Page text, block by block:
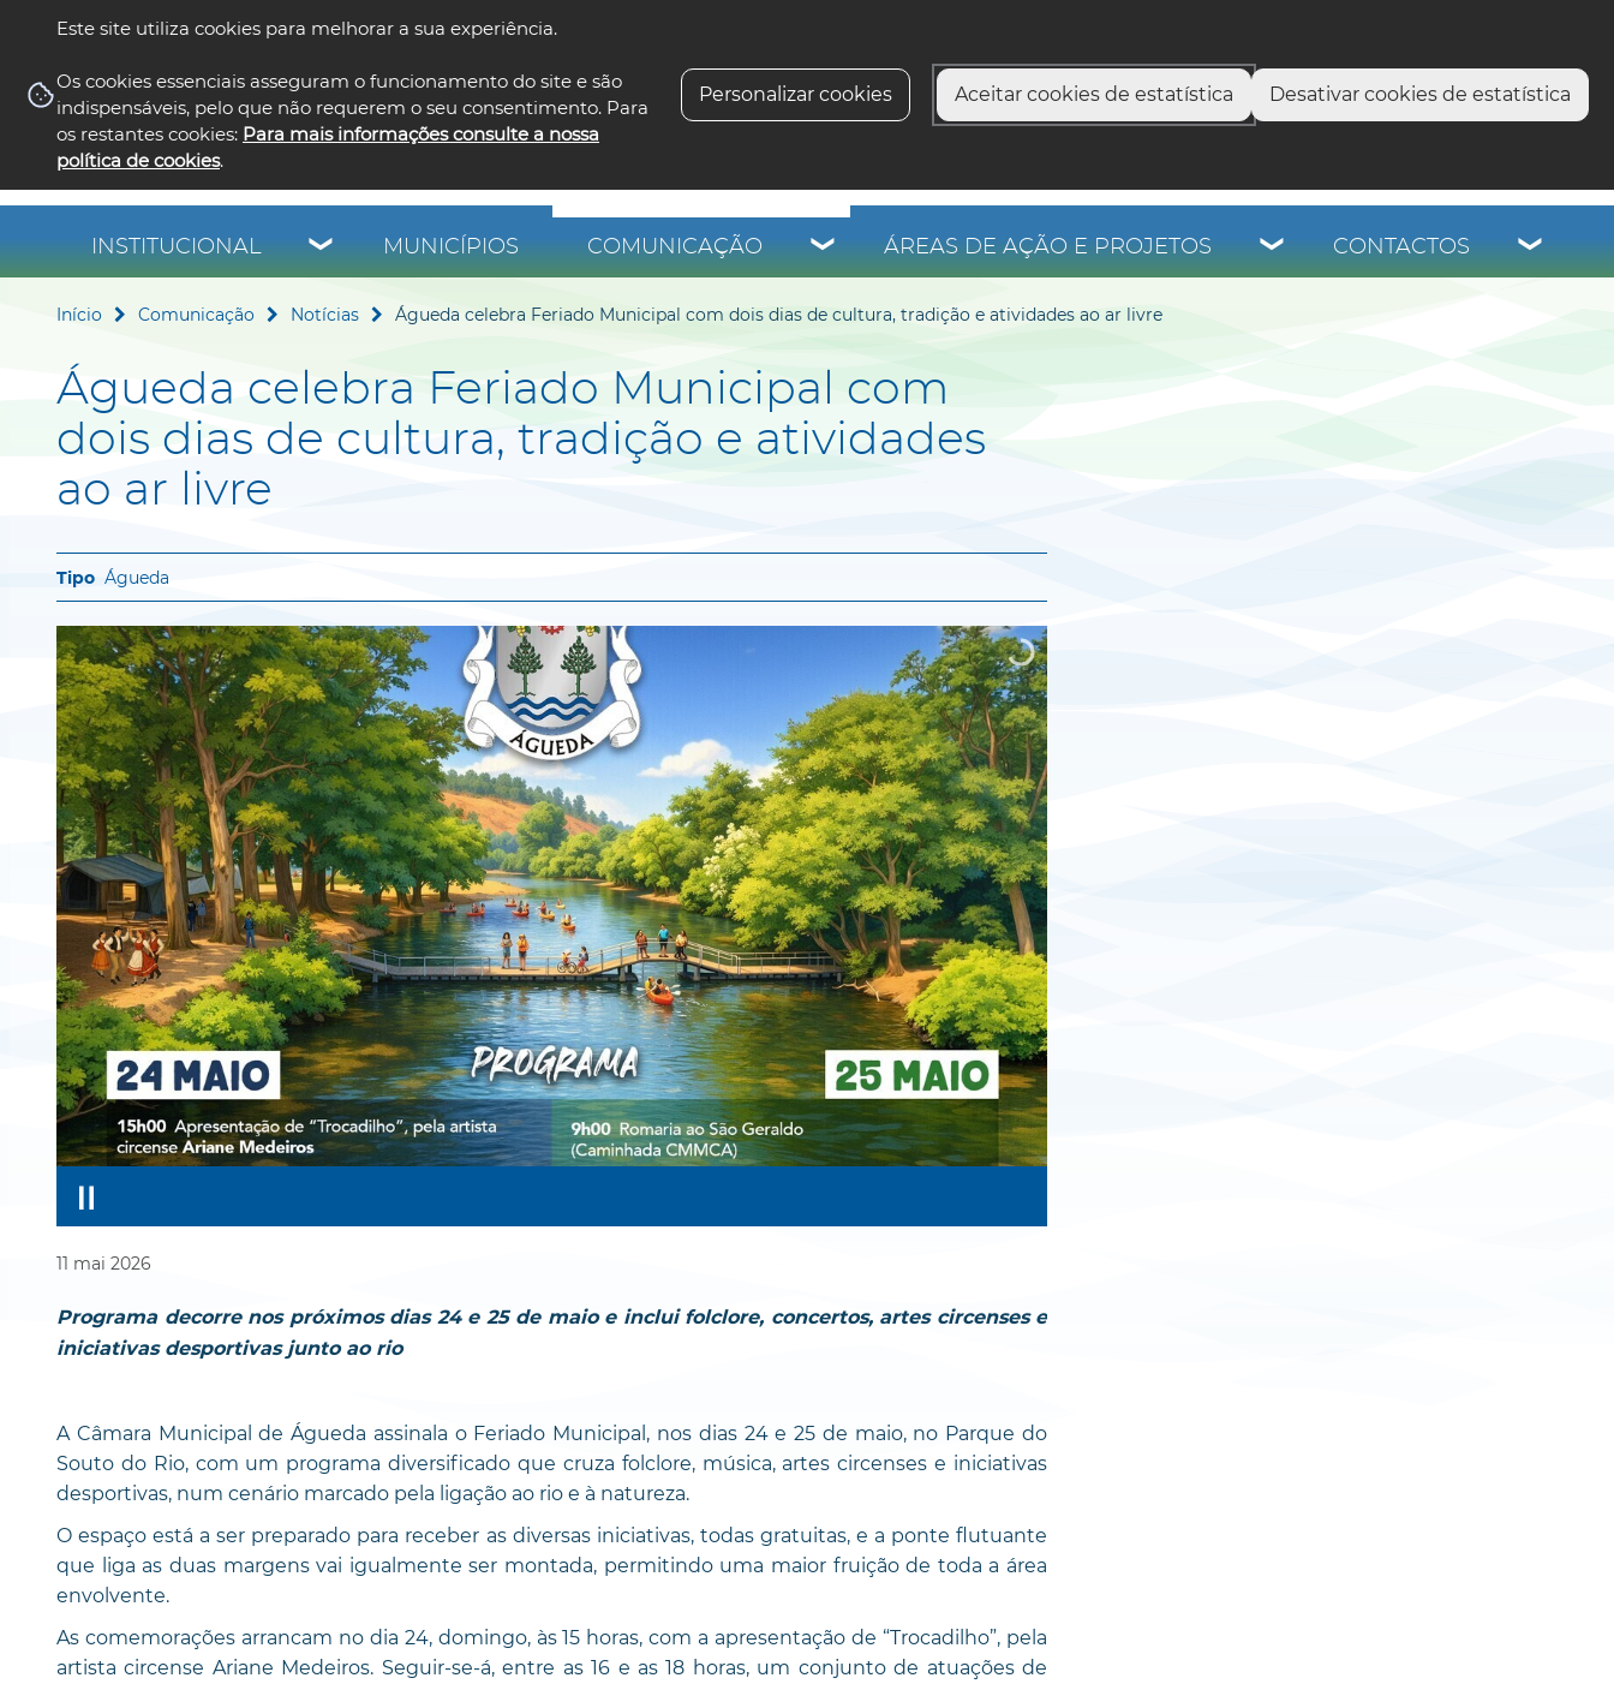
Este site utiliza cookies para melhorar a sua experiência.
Os cookies essenciais asseguram o funcionamento do site e são
indispensáveis, pelo que não requerem o seu consentimento. Para
os restantes cookies: Para mais informações consulte a nossa
política de cookies.
Personalizar cookies Aceitar cookies de estatística Desativar cookies de estatística
INSTITUCIONAL MUNICÍPIOS COMUNICAÇÃO ÁREAS DE AÇÃO E PROJETOS CONTACTOS
Início Comunicação Notícias Águeda celebra Feriado Municipal com dois dias de cultura, tradição e atividades ao ar livre
Águeda celebra Feriado Municipal com
dois dias de cultura, tradição e atividades
ao ar livre
Águeda
11 mai 2026
Programa decorre nos próximos dias 24 e 25 de maio e inclui folclore, concertos, artes circenses e
iniciativas desportivas junto ao rio
A Câmara Municipal de Águeda assinala o Feriado Municipal, nos dias 24 e 25 de maio, no Parque do
Souto do Rio, com um programa diversificado que cruza folclore, música, artes circenses e iniciativas
desportivas, num cenário marcado pela ligação ao rio e à natureza.
O espaço está a ser preparado para receber as diversas iniciativas, todas gratuitas, e a ponte flutuante
que liga as duas margens vai igualmente ser montada, permitindo uma maior fruição de toda a área
envolvente.
As comemorações arrancam no dia 24, domingo, às 15 horas, com a apresentação de “Trocadilho”, pela
artista circense Ariane Medeiros. Seguir-se-á, entre as 16 e as 18 horas, um conjunto de atuações de